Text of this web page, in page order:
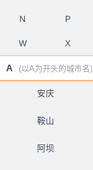
N P
W X
A (以A为开头的城市名)
安庆
鞍山
阿坝